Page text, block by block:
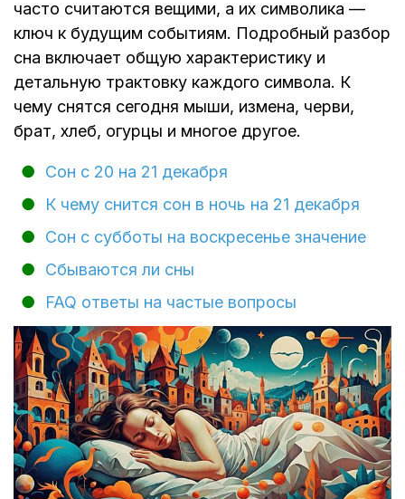
часто считаются вещими, а их символика —
ключ к будущим событиям. Подробный разбор
сна включает общую характеристику и
детальную трактовку каждого символа. К
чему снятся сегодня мыши, измена, черви,
брат, хлеб, огурцы и многое другое.
Сон с 20 на 21 декабря
К чему снится сон в ночь на 21 декабря
Сон с субботы на воскресенье значение
Сбываются ли сны
FAQ ответы на частые вопросы